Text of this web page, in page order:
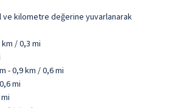
ve kilometre değerine yuvarlanarak
/ 0,3 mi
- 0,9 km / 0,6 mi
mi